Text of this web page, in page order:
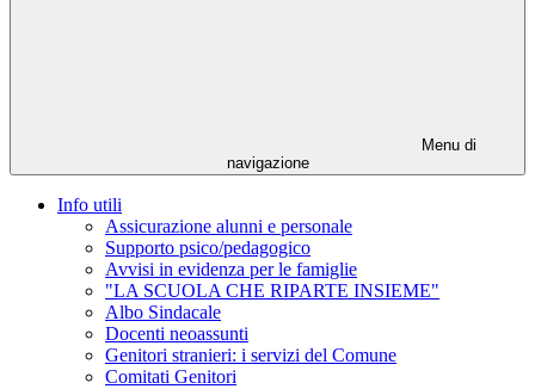
Menu di
navigazione
Info utili
Assicurazione alunni e personale
Supporto psico/pedagogico
Avvisi in evidenza per le famiglie
"LA SCUOLA CHE RIPARTE INSIEME"
Albo Sindacale
Docenti neoassunti
Genitori stranieri: i servizi del Comune
Comitati Genitori